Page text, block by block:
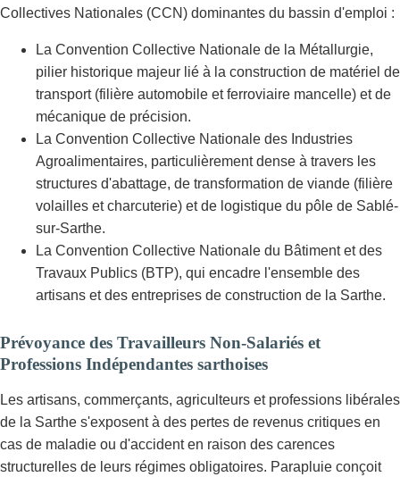
Collectives Nationales (CCN) dominantes du bassin d'emploi :
La Convention Collective Nationale de la Métallurgie,
pilier historique majeur lié à la construction de matériel de
transport (filière automobile et ferroviaire mancelle) et de
mécanique de précision.
La Convention Collective Nationale des Industries
Agroalimentaires, particulièrement dense à travers les
structures d'abattage, de transformation de viande (filière
volailles et charcuterie) et de logistique du pôle de Sablé-
sur-Sarthe.
La Convention Collective Nationale du Bâtiment et des
Travaux Publics (BTP), qui encadre l'ensemble des
artisans et des entreprises de construction de la Sarthe.
Prévoyance des Travailleurs Non-Salariés et
Professions Indépendantes sarthoises
Les artisans, commerçants, agriculteurs et professions libérales
de la Sarthe s'exposent à des pertes de revenus critiques en
cas de maladie ou d'accident en raison des carences
structurelles de leurs régimes obligatoires. Parapluie conçoit